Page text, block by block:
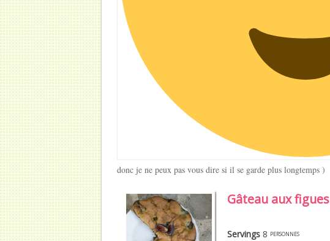
donc je ne peux pas vous dire si il se garde plus longtemps )
Gâteau aux figues
Servings 8 personnes